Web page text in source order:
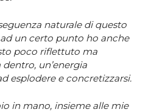
naturale di questo
un certo punto ho anche
poco riflettuto ma
un’energia
esplodere e concretizzarsi.
in mano, insieme alle mie